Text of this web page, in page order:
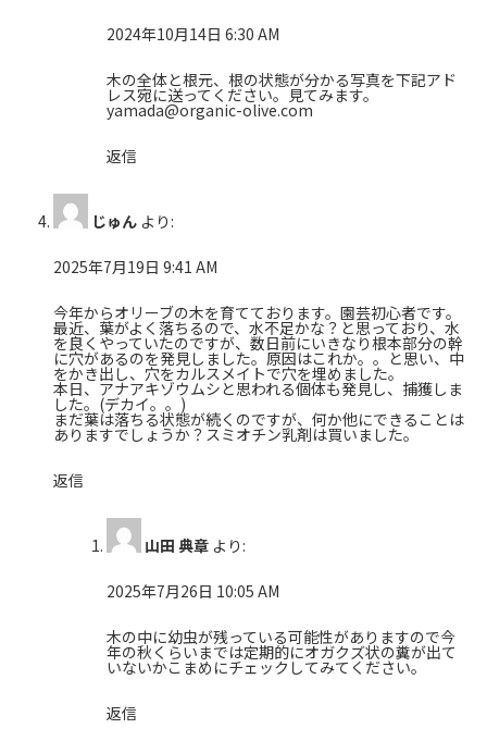
2024年10月14日 6:30 AM
木の全体と根元、根の状態が分かる写真を下記アド
レス宛に送ってください。見てみます。
yamada@organic-olive.com
返信
じゅん より:
2025年7月19日 9:41 AM
今年からオリーブの木を育てております。園芸初心者です。
最近、葉がよく落ちるので、水不足かな？と思っており、水
を良くやっていたのですが、数日前にいきなり根本部分の幹
に穴があるのを発見しました。原因はこれか。。と思い、中
をかき出し、穴をカルスメイトで穴を埋めました。
本日、アナアキゾウムシと思われる個体も発見し、捕獲しま
した。(デカイ。。)
まだ葉は落ちる状態が続くのですが、何か他にできることは
ありますでしょうか？スミオチン乳剤は買いました。
返信
山田 典章 より:
2025年7月26日 10:05 AM
木の中に幼虫が残っている可能性がありますので今
年の秋くらいまでは定期的にオガクズ状の糞が出て
いないかこまめにチェックしてみてください。
返信